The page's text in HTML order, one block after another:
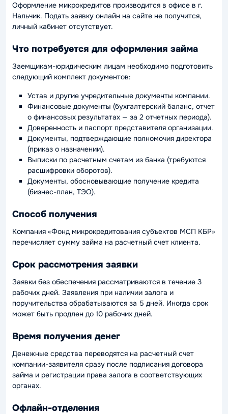
Оформление микрокредитов производится в офисе в г.
Нальчик. Подать заявку онлайн на сайте не получится,
личный кабинет отсутствует.
Что потребуется для оформления займа
Заемщикам-юридическим лицам необходимо подготовить
следующий комплект документов:
Устав и другие учредительные документы компании.
Финансовые документы (бухгалтерский баланс, отчет
о финансовых результатах — за 2 отчетных периода).
Доверенность и паспорт представителя организации.
Документы, подтверждающие полномочия директора
(приказ о назначении).
Выписки по расчетным счетам из банка (требуются
расшифровки оборотов).
Документы, обосновывающие получение кредита
(бизнес-план, ТЭО).
Способ получения
Компания «Фонд микрокредитования субъектов МСП КБР»
перечисляет сумму займа на расчетный счет клиента.
Срок рассмотрения заявки
Заявки без обеспечения рассматриваются в течение 3
рабочих дней. Заявления при наличии залога и
поручительства обрабатываются за 5 дней. Иногда срок
может быть продлен до 10 рабочих дней.
Время получения денег
Денежные средства переводятся на расчетный счет
компании-заявителя сразу после подписания договора
займа и регистрации права залога в соответствующих
органах.
Офлайн-отделения